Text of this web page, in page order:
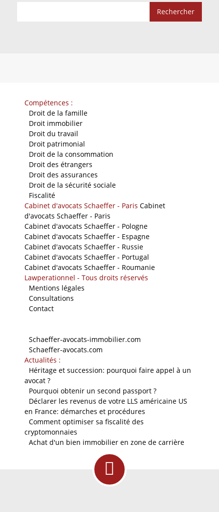
Compétences :
Droit de la famille
Droit immobilier
Droit du travail
Droit patrimonial
Droit de la consommation
Droit des étrangers
Droit des assurances
Droit de la sécurité sociale
Fiscalité
Cabinet d'avocats Schaeffer - Paris Cabinet
d'avocats Schaeffer - Paris
Cabinet d'avocats Schaeffer - Pologne
Cabinet d'avocats Schaeffer - Espagne
Cabinet d'avocats Schaeffer - Russie
Cabinet d'avocats Schaeffer - Portugal
Cabinet d'avocats Schaeffer - Roumanie
Lawperationnel - Tous droits réservés
Mentions légales
Consultations
Contact
Schaeffer-avocats-immobilier.com
Schaeffer-avocats.com
Actualités :
Héritage et succession: pourquoi faire appel à un
avocat ?
Pourquoi obtenir un second passport ?
Déclarer les revenus de votre LLS américaine US
en France: démarches et procédures
Comment optimiser sa fiscalité des
cryptomonnaies
Achat d'un bien immobilier en zone de carrière